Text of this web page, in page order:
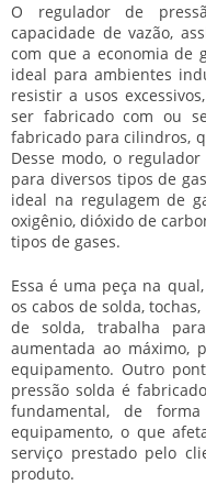
O regulador de
capacidade de vazão,
com que a economia de
ideal para ambientes
resistir a usos
ser fabricado com ou
fabricado para cilindros,
Desse modo, o regulador
para diversos tipos de
ideal na regulagem de
oxigênio, dióxido de
tipos de gases.
Essa é uma peça na
os cabos de solda,
de solda, trabalha
aumentada ao máximo,
equipamento. Outro
pressão solda é
fundamental, de
equipamento, o que
serviço prestado pelo
produto.